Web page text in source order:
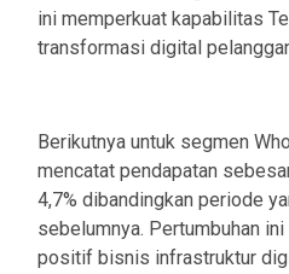
ini memperkuat kapabilitas
transformasi digital
Berikutnya untuk segmen
mencatat pendapatan
4,7% dibandingkan periode
sebelumnya. Pertumbuhan
positif bisnis infrastruktur